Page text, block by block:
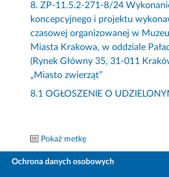
8. ZP-11.5.2-271-8/24
koncepcyjnego i projektu
czasowej organizowanej w
Miasta Krakowa, w oddziale
(Rynek Główny 35, 31-011
„Miasto zwierząt”
8.1 OGŁOSZENIE O
Pokaż metkę
Ochrona danych osobowych